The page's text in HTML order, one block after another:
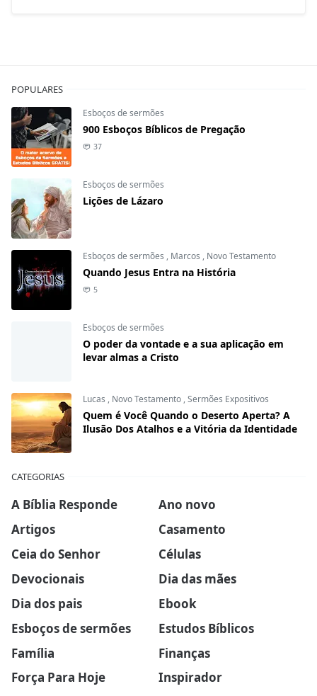
POPULARES
Esboços de sermões
900 Esboços Bíblicos de Pregação
37
Esboços de sermões
Lições de Lázaro
Esboços de sermões , Marcos , Novo Testamento
Quando Jesus Entra na História
5
Esboços de sermões
O poder da vontade e a sua aplicação em
levar almas a Cristo
Lucas , Novo Testamento,Sermões Expositivos
Quem é Você Quando o Deserto Aperta? A
Ilusão Dos Atalhos e a Vitória da Identidade
CATEGORIAS
A Bíblia Responde
Ano novo
Artigos
Casamento
Ceia do Senhor
Células
Devocionais
Dia das mães
Dia dos pais
Ebook
Esboços de sermões
Estudos Bíblicos
Família
Finanças
Força Para Hoje
Inspirador